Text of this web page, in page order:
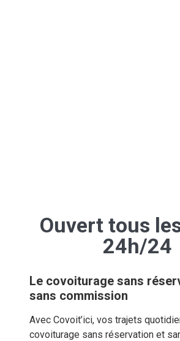
Ouvert tous
24h/24
Le covoiturage sans
sans commission
Avec Covoit’ici, vos trajets
covoiturage sans réservation et